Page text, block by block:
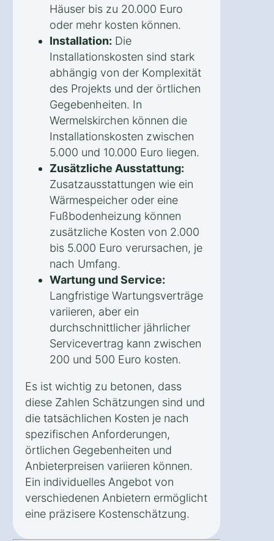
Häuser bis zu 20.000 Euro
oder mehr kosten können.
Installation: Die
Installationskosten sind stark
abhängig von der Komplexität
des Projekts und der örtlichen
Gegebenheiten. In
Wermelskirchen können die
Installationskosten zwischen
5.000 und 10.000 Euro liegen.
Zusätzliche Ausstattung:
Zusatzausstattungen wie ein
Wärmespeicher oder eine
Fußbodenheizung können
zusätzliche Kosten von 2.000
bis 5.000 Euro verursachen, je
nach Umfang.
Wartung und Service:
Langfristige Wartungsverträge
variieren, aber ein
durchschnittlicher jährlicher
Servicevertrag kann zwischen
200 und 500 Euro kosten.
Es ist wichtig zu betonen, dass
diese Zahlen Schätzungen sind und
die tatsächlichen Kosten je nach
spezifischen Anforderungen,
örtlichen Gegebenheiten und
Anbieterpreisen variieren können.
Ein individuelles Angebot von
verschiedenen Anbietern ermöglicht
eine präzisere Kostenschätzung.